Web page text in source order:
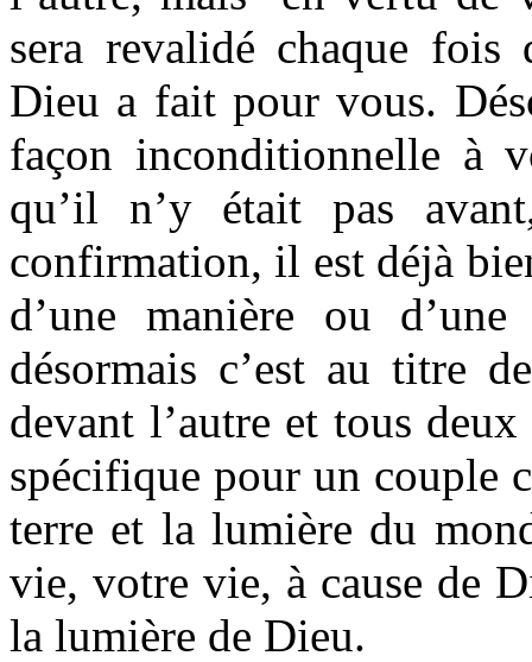
sera revalidé chaque fois
Dieu a fait pour vous.
façon inconditionnelle à
qu’il n’y était pas
confirmation, il est déjà
d’une manière ou
désormais c’est au titre
devant l’autre et tous
spécifique pour un couple
terre et la lumière du
vie, votre vie, à cause de
la lumière de Dieu.